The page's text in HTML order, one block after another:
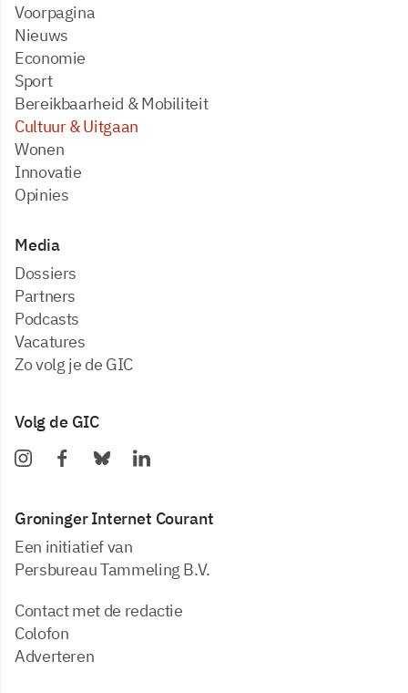
Voorpagina
Nieuws
Economie
Sport
Bereikbaarheid & Mobiliteit
Cultuur & Uitgaan
Wonen
Innovatie
Opinies
Media
dossiers
partners
podcasts
vacatures
zo volg je de GIC
Volg de GIC
Groninger Internet Courant
Een initiatief van
Persbureau Tammeling B.V.
Contact met de redactie
Colofon
Adverteren